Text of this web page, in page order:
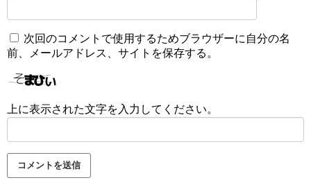
次回のコメントで使用するためブラウザーに自分の名
前、メールアドレス、サイトを保存する。
上に表示された文字を入力してください。